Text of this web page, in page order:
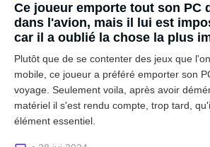
Ce joueur emporte tout son PC
dans l'avion, mais il lui est
car il a oublié la chose la plus
Plutôt que de se contenter des jeux que
mobile, ce joueur a préféré emporter son
voyage. Seulement voila, après avoir
matériel il s'est rendu compte, trop tard,
élément essentiel.